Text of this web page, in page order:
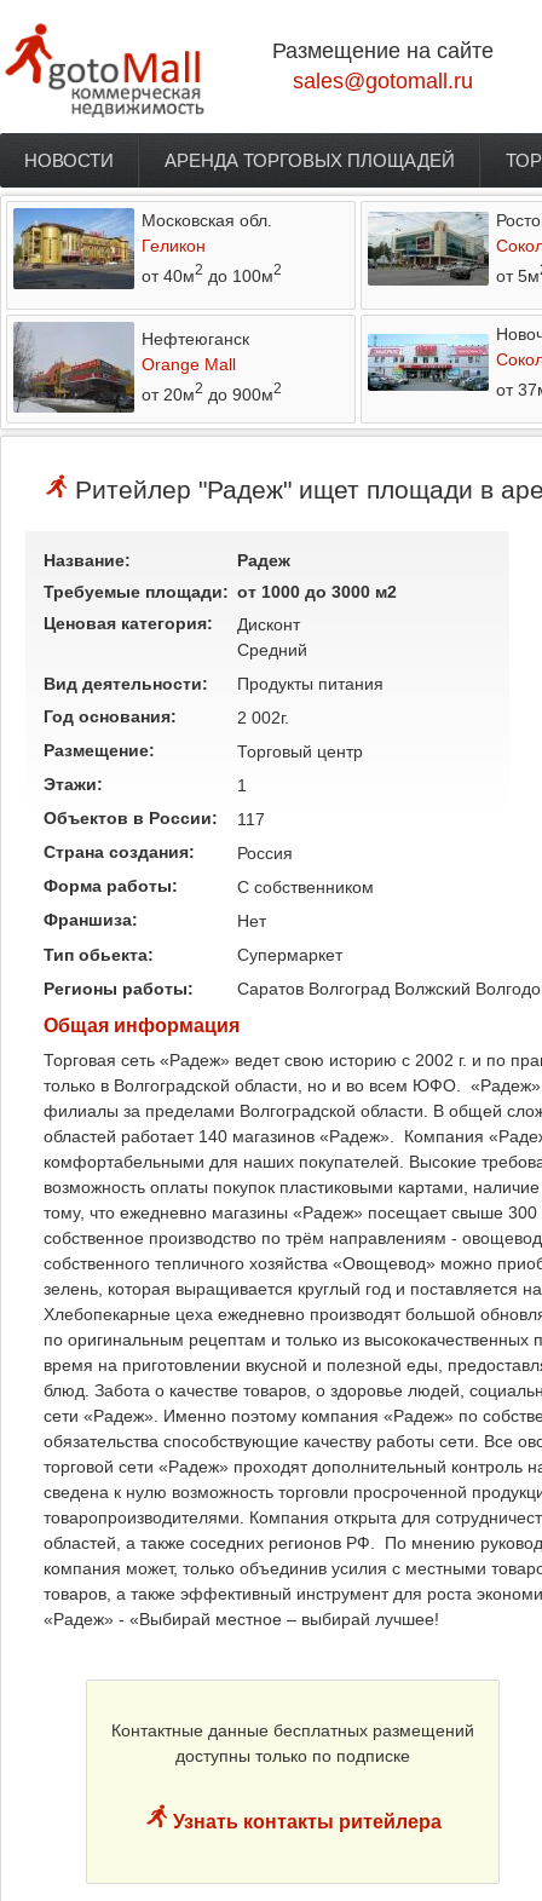
Размещение на сайте
sales@gotomall.ru
Главное меню
НОВОСТИ АРЕНДА ТОРГОВЫХ ПЛОЩАДЕЙ
Московская обл.
Геликон
от 40м2 до 100м2
от 5м
Нефтеюганск
Orange Mall
от 20м2 до 900м2
от
Ритейлер "Радеж" ищет площади в
Название:
Радеж
Требуемые площади: от 1000 до 3000 м2
Ценовая категория:
Дисконт
Средний
Вид деятельности:
Продукты питания
Год основания:
2 002г.
Размещение:
Торговый центр
Этажи:
1
Объектов в России:
117
Страна создания:
Россия
Форма работы:
C собственником
Франшиза:
Нет
Тип обьекта:
Супермаркет
Регионы работы:
Саратов Волгоград Волжский
Общая информация
Торговая сеть «Радеж» ведет свою историю с 2002 г. и по
только в Волгоградской области, но и во всем ЮФО.
филиалы за пределами Волгоградской области. В общей
областей работает 140 магазинов «Радеж». Компания
комфортабельными для наших покупателей. Высокие
возможность оплаты покупок пластиковыми картами,
тому, что ежедневно магазины «Радеж» посещает свыше
собственное производство по трём направлениям -
собственного тепличного хозяйства «Овощевод» можно
зелень, которая выращивается круглый год и поставляется
Хлебопекарные цеха ежедневно производят большой
по оригинальным рецептам и только из
время на приготовлении вкусной и полезной еды,
блюд. Забота о качестве товаров, о здоровье людей,
сети «Радеж». Именно поэтому компания «Радеж» по
обязательства способствующие качеству работы сети. Все
торговой сети «Радеж» проходят дополнительный контроль
сведена к нулю возможность торговли просроченной
товаропроизводителями. Компания открыта для
областей, а также соседних регионов РФ. По мнению
компания может, только объединив усилия с местными
товаров, а также эффективный инструмент для роста
«Радеж» - «Выбирай местное – выбирай лучшее!
Контактные данные бесплатных размещений
доступны только по подписке
Узнать контакты ритейлера